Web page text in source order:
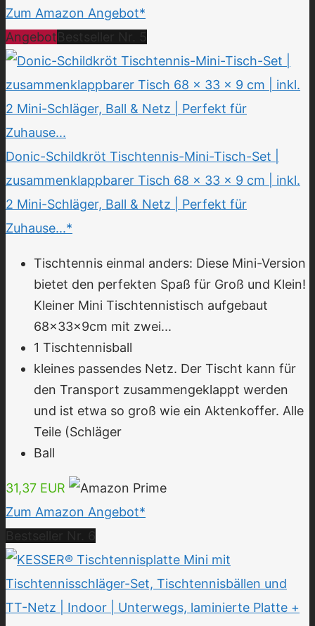
Zum Amazon Angebot*
Angebot
Donic-Schildkröt Tischtennis-Mini-Tisch-Set |
zusammenklappbarer Tisch 68 x 33 x 9 cm | inkl.
2 Mini-Schläger, Ball & Netz | Perfekt für
Zuhause...*
Tischtennis einmal anders: Diese Mini-Version
bietet den perfekten Spaß für Groß und Klein!
Kleiner Mini Tischtennistisch aufgebaut
68x33x9cm mit zwei...
1 Tischtennisball
kleines passendes Netz. Der Tischt kann für
den Transport zusammengeklappt werden
und ist etwa so groß wie ein Aktenkoffer. Alle
Teile (Schläger
Ball
31,37 EUR
Zum Amazon Angebot*